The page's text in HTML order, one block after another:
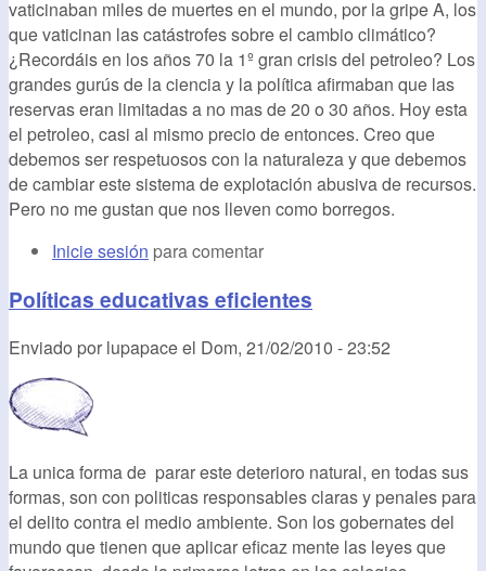
vaticinaban miles de muertes en el mundo, por la gripe A, los
que vaticinan las catástrofes sobre el cambio climático?
¿Recordáis en los años 70 la 1º gran crisis del petroleo? Los
grandes gurús de la ciencia y la política afirmaban que las
reservas eran limitadas a no mas de 20 o 30 años. Hoy esta
el petroleo, casi al mismo precio de entonces. Creo que
debemos ser respetuosos con la naturaleza y que debemos
de cambiar este sistema de explotación abusiva de recursos.
Pero no me gustan que nos lleven como borregos.
Inicie sesión para comentar
Políticas educativas eficientes
Enviado por lupapaceel Dom, 21/02/2010 - 23:52
La unica forma de parar este deterioro natural, en todas sus
formas, son con politicas responsables claras y penales para
el delito contra el medio ambiente. Son los gobernates del
mundo que tienen que aplicar eficaz mente las leyes que